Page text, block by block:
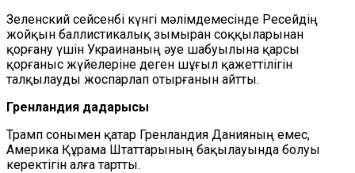
Зеленский сейсенбі күнгі мәлімдемесінде Ресейдің
жойқын баллистикалық зымыран соққыларынан
қорғану үшін Украинаның әуе шабуылына қарсы
қорғаныс жүйелеріне деген шұғыл қажеттілігін
талқылауды жоспарлап отырғанын айтты.
Гренландия дағдарысы
Трамп сонымен қатар Гренландия Данияның емес,
Америка Құрама Штаттарының бақылауында болуы
керектігін алға тартты.